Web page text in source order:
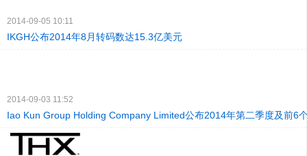
2014-09-05 10:11
IKGH公布2014年8月转码数达15.3亿美元
2014-09-03 11:52
Iao Kun Group Holding Company Limited公布2014年第二季度及前6